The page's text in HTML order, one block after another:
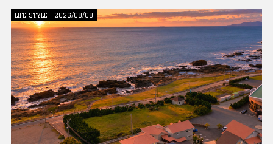
LIFE STYLE | 2026/08/08